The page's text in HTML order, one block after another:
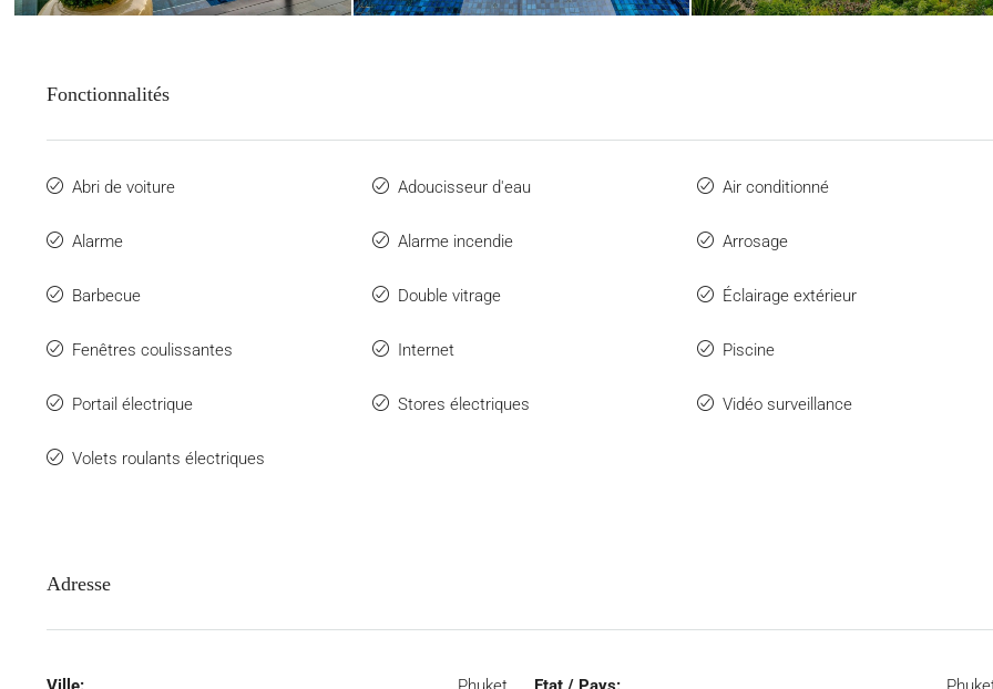
Fonctionnalités
Abri de voiture Adoucisseur d'eau Air conditionné
Alarme Alarme incendie Arrosage
Barbecue Double vitrage Éclairage extérieur
Fenêtres coulissantes Internet Piscine
Portail électrique Stores électriques Vidéo surveillance
Volets roulants électriques
Adresse